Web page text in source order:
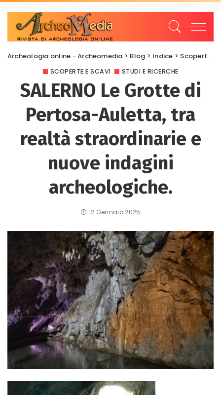
Archeologia online - Archeomedia > Blog > Indice > Scoperte e scavi
SCOPERTE E SCAVI STUDI E RICERCHE
SALERNO Le Grotte di
Pertosa-Auletta, tra
realtà straordinarie e
nuove indagini
archeologiche.
12 Gennaio 2025